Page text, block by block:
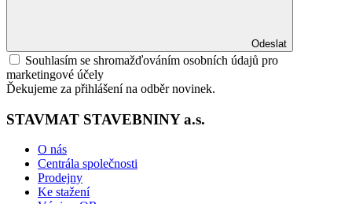
Odeslat
Souhlasím se shromažďováním osobních údajů pro
marketingové účely
Ďekujeme za přihlášení na odběr novinek.
STAVMAT STAVEBNINY a.s.
O nás
Centrála společnosti
Prodejny
Ke stažení